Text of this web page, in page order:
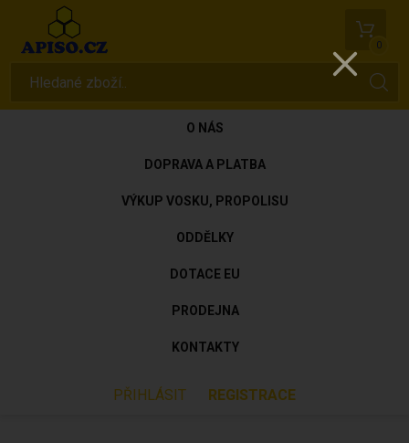
0
O NÁS
DOPRAVA A PLATBA
VÝKUP VOSKU, PROPOLISU
ODDĚLKY
DOTACE EU
PRODEJNA
KONTAKTY
PŘIHLÁSIT REGISTRACE